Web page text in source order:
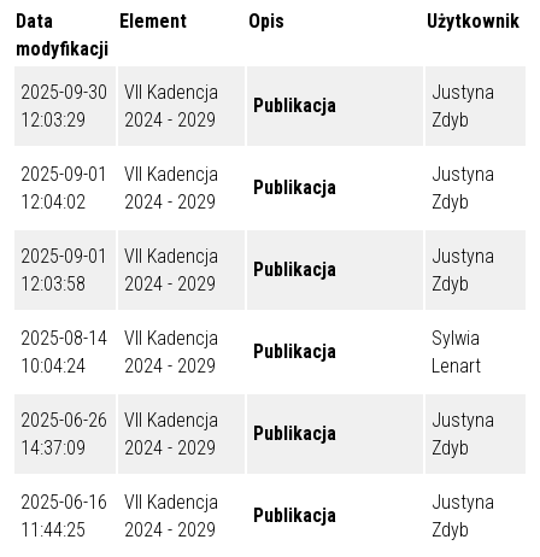
Data
modyfikacji
Element Opis Użytkownik
2025-09-30
12:03:29
VII Kadencja
2024 - 2029
Publikacja
Justyna
Zdyb
2025-09-01
12:04:02
VII Kadencja
2024 - 2029
Publikacja
Justyna
Zdyb
2025-09-01
12:03:58
VII Kadencja
2024 - 2029
Publikacja
Justyna
Zdyb
2025-08-14
10:04:24
VII Kadencja
2024 - 2029
Publikacja
Sylwia
Lenart
2025-06-26
14:37:09
VII Kadencja
2024 - 2029
Publikacja
Justyna
Zdyb
2025-06-16
11:44:25
VII Kadencja
2024 - 2029
Publikacja
Justyna
Zdyb